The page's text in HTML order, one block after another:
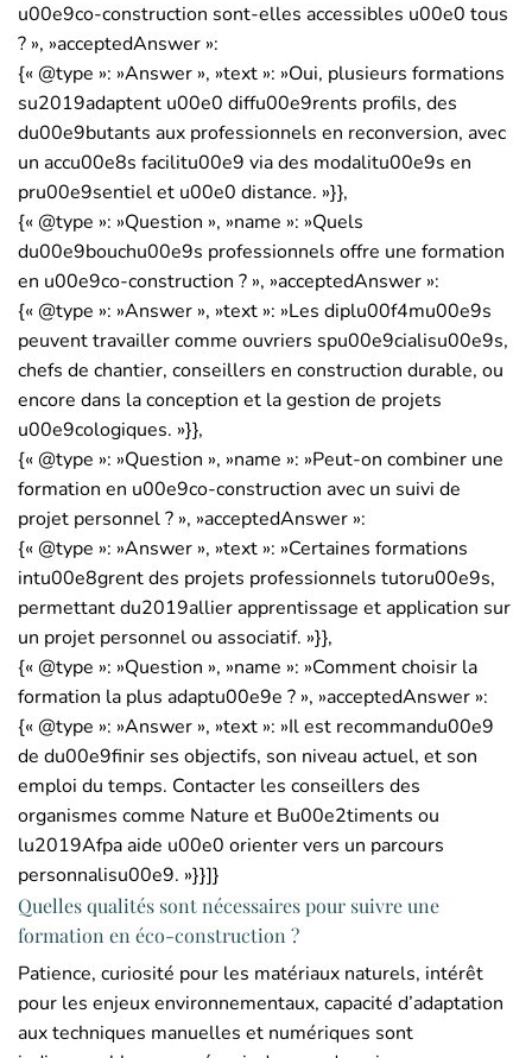
u00e9co-construction sont-elles accessibles u00e0 tous
? », »acceptedAnswer »:
{« @type »: »Answer », »text »: »Oui, plusieurs formations
su2019adaptent u00e0 diffu00e9rents profils, des
du00e9butants aux professionnels en reconversion, avec
un accu00e8s facilitu00e9 via des modalitu00e9s en
pru00e9sentiel et u00e0 distance. »}},
{« @type »: »Question », »name »: »Quels
du00e9bouchu00e9s professionnels offre une formation
en u00e9co-construction ? », »acceptedAnswer »:
{« @type »: »Answer », »text »: »Les diplu00f4mu00e9s
peuvent travailler comme ouvriers spu00e9cialisu00e9s,
chefs de chantier, conseillers en construction durable, ou
encore dans la conception et la gestion de projets
u00e9cologiques. »}},
{« @type »: »Question », »name »: »Peut-on combiner une
formation en u00e9co-construction avec un suivi de
projet personnel ? », »acceptedAnswer »:
{« @type »: »Answer », »text »: »Certaines formations
intu00e8grent des projets professionnels tutoru00e9s,
permettant du2019allier apprentissage et application sur
un projet personnel ou associatif. »}},
{« @type »: »Question », »name »: »Comment choisir la
formation la plus adaptu00e9e ? », »acceptedAnswer »:
{« @type »: »Answer », »text »: »Il est recommandu00e9
de du00e9finir ses objectifs, son niveau actuel, et son
emploi du temps. Contacter les conseillers des
organismes comme Nature et Bu00e2timents ou
lu2019Afpa aide u00e0 orienter vers un parcours
personnalisu00e9. »}}]}
Quelles qualités sont nécessaires pour suivre une
formation en éco-construction ?
Patience, curiosité pour les matériaux naturels, intérêt
pour les enjeux environnementaux, capacité d’adaptation
aux techniques manuelles et numériques sont